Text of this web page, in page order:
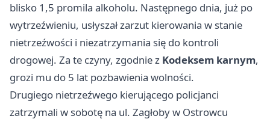
blisko 1,5 promila alkoholu. Następnego dnia, już po
wytrzeźwieniu, usłyszał zarzut kierowania w stanie
nietrzeźwości i niezatrzymania się do kontroli
drogowej. Za te czyny, zgodnie z Kodeksem karnym,
grozi mu do 5 lat pozbawienia wolności.
Drugiego nietrzeźwego kierującego policjanci
zatrzymali w sobotę na ul. Zagłoby w Ostrowcu